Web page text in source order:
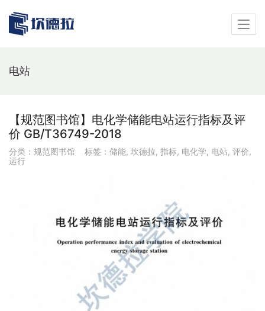
电站
【规范图书馆】电化学储能电站运行指标及评
价 GB/T36749-2018
分类： 规范图书馆 标签： 储能, 坎德拉, 指标, 电化学, 电站, 评价,
运行